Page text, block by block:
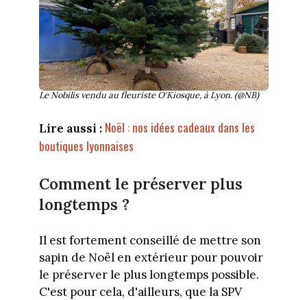
Le Nobilis vendu au fleuriste O'Kiosque, à Lyon. (@NB)
Lire aussi : Noël : nos idées cadeaux dans les
boutiques lyonnaises
Comment le préserver plus
longtemps ?
Il est fortement conseillé de mettre son
sapin de Noël en extérieur pour pouvoir
le préserver le plus longtemps possible.
C'est pour cela, d'ailleurs, que la SPV